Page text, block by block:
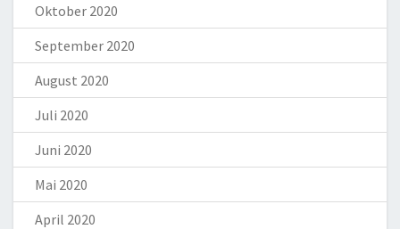
Oktober 2020
September 2020
August 2020
Juli 2020
Juni 2020
Mai 2020
April 2020